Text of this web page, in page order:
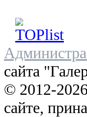
сайта
© 2012-
сайте,